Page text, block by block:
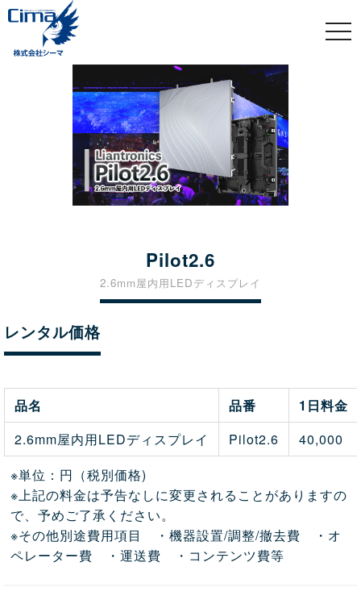
Pilot2.6
2.6mm屋内用LEDディスプレイ
レンタル価格
品名 品番
1日料金
2.6mm屋内用LEDディスプレイ
Pilot2.6
40,000
※単位：円（税別価格)
※上記の料金は予告なしに変更されることがありますの
で、予めご了承ください。
※その他別途費用項目 ・機器設置/調整/撤去費 ・オ
ペレーター費 ・運送費 ・コンテンツ費等